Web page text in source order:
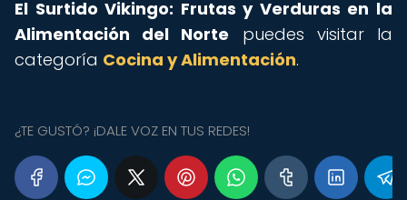
El Surtido Vikingo: Frutas y Verduras en la
Alimentación del Norte puedes visitar la
categoría Cocina y Alimentación.
¿TE GUSTÓ? ¡DALE VOZ EN TUS REDES!